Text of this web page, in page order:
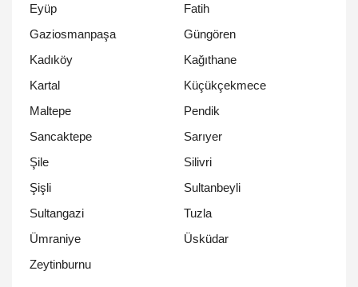
Eyüp
Fatih
Gaziosmanpaşa
Güngören
Kadıköy
Kağıthane
Kartal
Küçükçekmece
Maltepe
Pendik
Sancaktepe
Sarıyer
Şile
Silivri
Şişli
Sultanbeyli
Sultangazi
Tuzla
Ümraniye
Üsküdar
Zeytinburnu